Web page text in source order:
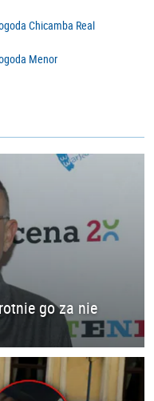
Chicamba Real
Menor
go za nie